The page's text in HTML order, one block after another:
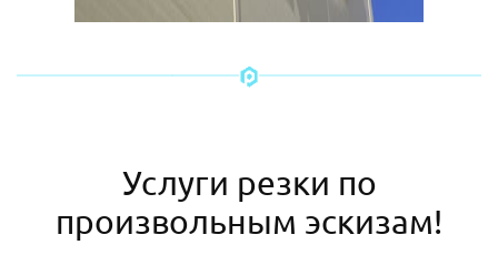
Услуги резки по
произвольным эскизам!